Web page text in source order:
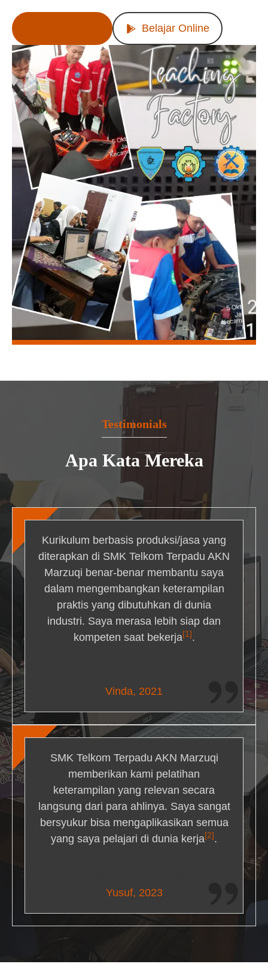
Belajar Online
Testimonials
Apa Kata Mereka
Kurikulum berbasis produksi/jasa yang
diterapkan di SMK Telkom Terpadu AKN
Marzuqi benar-benar membantu saya
dalam mengembangkan keterampilan
praktis yang dibutuhkan di dunia
industri. Saya merasa lebih siap dan
kompeten saat bekerja[1] .
Vinda, 2021
SMK Telkom Terpadu AKN Marzuqi
memberikan kami pelatihan
keterampilan yang relevan secara
langsung dari para ahlinya. Saya sangat
bersyukur bisa mengaplikasikan semua
yang saya pelajari di dunia kerja[2] .
Yusuf, 2023